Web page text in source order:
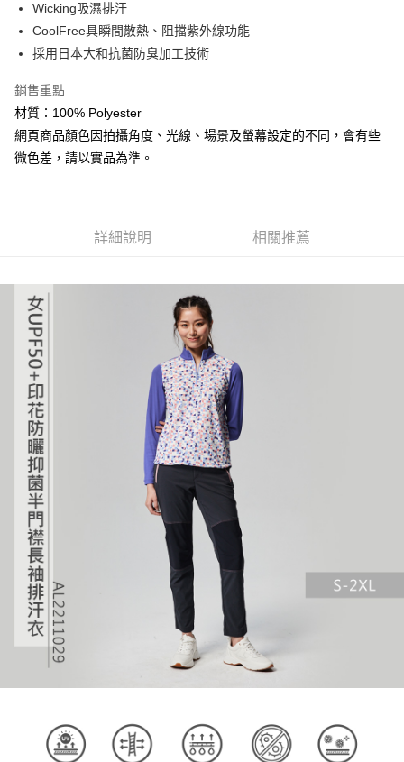
全盈+PAY
大哥付你分期
【大哥付你分期使用說明】
1.本服務由台灣大哥大提供，台灣大哥大用戶可立即使用無須另外申請。
2.付款方式選擇「大哥付你分期」，訂單成立後會自動跳轉到大哥付的交易
流程，驗證手機門號後，選擇欲分期的期數、繳款截止日，確認付款後即完
成交易。
【繳款方式說明】
2.透過簡訊連結打開帳單後，可選擇「超商條碼／台灣大直營門市／銀行轉
帳／街口支付／iPASS MONEY」等通路繳費。
【注意事項】
1.本服務係由「台灣大哥大股份有限公司」（以下簡稱本公司）所提供，讓
用戶於交易時，得透過本服務購買商品或服務，並由商店將買賣／分期付款
買賣價金債權讓與本公司後，依約使用本公司帳單繳交帳款。
2.基於同意付款使用「大哥付你分期」之契約關係目的，商店將以您的個人
資料（包含姓名、電話或地址）提供予台灣大哥大進項蒐集、處理及利用，
由本公司與您本人進行分期帳單所需資料之確認、核對及更正。
3.完整用戶服務條款，請詳閱以下連結：https://oppay.tw/userRule
AFTEE先享後付
相關說明
AFTEE先享後付是「在收到商品之後才付款」的支付方式。 讓您購物簡單
３．安心：先確認商品／服務後，再付款。
結帳頁面，進行簡訊認證並確認金額後，即可完成結帳。
２．訂單成立數日內，您將收到繳費通知簡訊。
３．收到繳費通知簡訊後14天內，點擊此簡訊中的連結，可透過四大超商／
ATM／網路銀行／等多元方式進行付款，方視為交易完成。
※ 請注意：結帳手續完成當下不需立刻繳費，但若您需要取消訂單，請聯絡
購買商品的店家。未經商家同意取消之訂單仍視為有效，需透過AFTEE先享
後付繳納相關費用。
※ 交易是否成功請以「AFTEE先享後付 」之結帳頁面顯示為準，若有關於
是否繳費成功／繳費後需取消欲退款等相關疑問，請聯繫「AFTEE先享後付
客戶支援中心」
https://netprotections.freshdesk.com/support/home
【注意事項】
１．透過由恩沛科技股份有限公司提供之「AFTEE先享後付」服務完成之交
易，需依本服務之必要範圍內提供個人資料，並將交易相關給付款項請求債
權轉讓予恩沛科技股份有限公司。
２．關於個人資料處理事宜，請瀏覽以下網址：
https://aftee.tw/terms/#terms3
３．未成年的使用者請事先徵得法定代理人或監護人之同意方可使用
「AFTEE先享後付」，若未經同意申辦者引起之損失，本公司不負相關責
任。
４．使用「AFTEE先享後付」時，將依據個別帳號之用戶狀況，依本公司即
時審查核予不同之上限額度；若仍有額度不足之情形，本公司將視審查結果
請求用戶進行身份認證。
５．嚴禁一人註冊多個帳號或使用他人資訊註冊。若發現惡意使用之情形，
ATM付款
每筆NT$60，滿NT$499(含以上)免運費
7-11取貨付款
每筆NT$60，滿NT$799(含以上)免運費
宅配
每筆NT$100，滿NT$799(含以上)免運費
付款後門市自取
免運費
貨到付款
每筆NT$130，滿NT$3,000(含以上)免運費
Wicking吸濕排汗
CoolFree具瞬間散熱、阻擋紫外線功能
採用日本大和抗菌防臭加工技術
銷售重點
材質：100% Polyester
網頁商品顏色因拍攝角度、光線、場景及螢幕設定的不同，會有些
微色差，請以實品為準。
詳細說明 相關推薦